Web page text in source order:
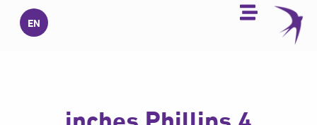
تخطي
المحتوى
EN